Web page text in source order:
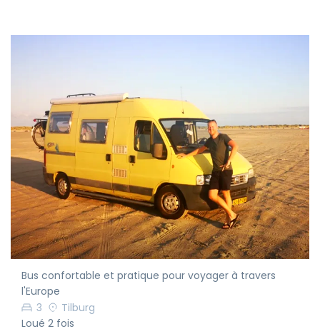
Bus confortable et pratique pour voyager à travers
l'Europe
3
Tilburg
Loué 2 fois